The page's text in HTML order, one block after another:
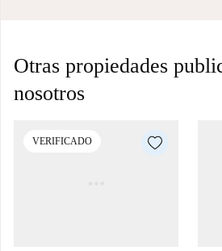
Otras propiedades
nosotros
VERIFICADO